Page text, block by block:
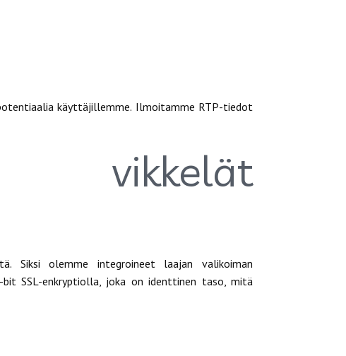
käyttäjillemme. Ilmoitamme RTP-tiedot
Siksi olemme integroineet laajan valikoiman
bit SSL-enkryptiolla, joka on identtinen taso, mitä